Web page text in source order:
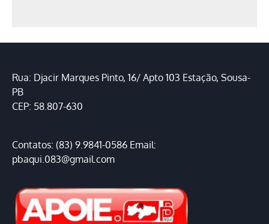
Rua: Djacir Marques Pinto, 16/ Apto 103 Estação, Sousa-
PB
CEP: 58.807-630
Contatos: (83) 9.9841-0586 Email:
pbaqui.083@gmail.com